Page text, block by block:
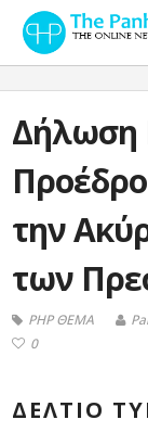
Δήλωση
την
των
PHP ΘΕΜΑ
0
ΔΕΛΤΙΟ